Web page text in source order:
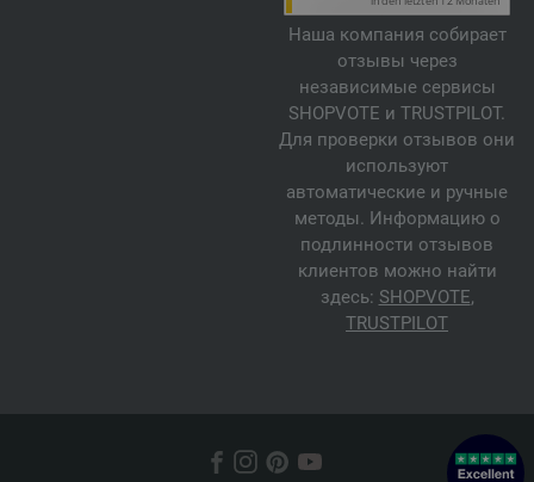
Наша компания собирает
отзывы через
независимые сервисы
SHOPVOTE и TRUSTPILOT.
Для проверки отзывов они
используют
автоматические и ручные
методы. Информацию о
подлинности отзывов
клиентов можно найти
здесь: SHOPVOTE,
TRUSTPILOT